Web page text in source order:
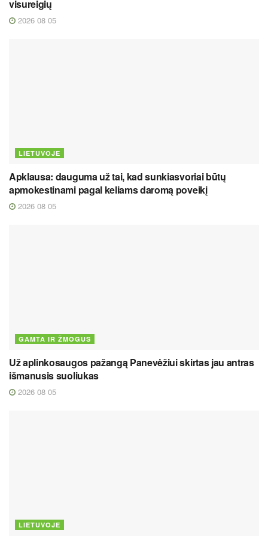
visureigių
2026 08 05
LIETUVOJE
Apklausa: dauguma už tai, kad sunkiasvoriai būtų
apmokestinami pagal keliams daromą poveikį
2026 08 05
GAMTA IR ŽMOGUS
Už aplinkosaugos pažangą Panevėžiui skirtas jau antras
išmanusis suoliukas
2026 08 05
LIETUVOJE